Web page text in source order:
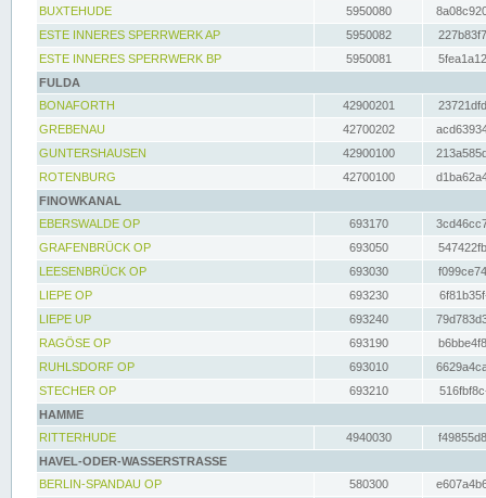
BUXTEHUDE
5950080
ESTE INNERES SPERRWERK AP
5950082
ESTE INNERES SPERRWERK BP
5950081
FULDA
BONAFORTH
42900201
GREBENAU
42700202
GUNTERSHAUSEN
42900100
ROTENBURG
42700100
FINOWKANAL
EBERSWALDE OP
693170
GRAFENBRÜCK OP
693050
LEESENBRÜCK OP
693030
LIEPE OP
693230
LIEPE UP
693240
RAGÖSE OP
693190
RUHLSDORF OP
693010
STECHER OP
693210
HAMME
RITTERHUDE
4940030
HAVEL-ODER-WASSERSTRASSE
BERLIN-SPANDAU OP
580300